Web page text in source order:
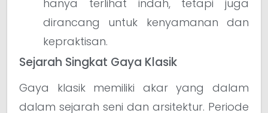
hanya terlihat indah, tetapi juga
dirancang untuk kenyamanan dan
kepraktisan.
Sejarah Singkat Gaya Klasik
Gaya klasik memiliki akar yang dalam
dalam sejarah seni dan arsitektur. Periode